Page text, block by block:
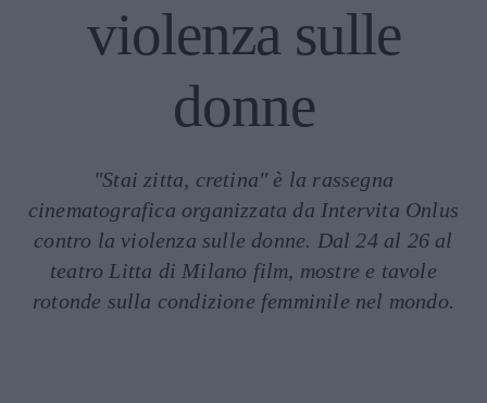
violenza sulle
donne
"Stai zitta, cretina" è la rassegna
cinematografica organizzata da Intervita Onlus
contro la violenza sulle donne. Dal 24 al 26 al
teatro Litta di Milano film, mostre e tavole
rotonde sulla condizione femminile nel mondo.